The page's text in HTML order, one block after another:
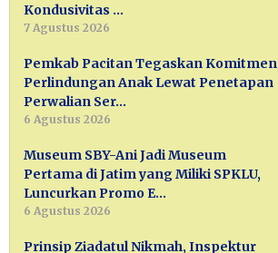
Kondusivitas …
7 Agustus 2026
Pemkab Pacitan Tegaskan Komitmen
Perlindungan Anak Lewat Penetapan
Perwalian Ser…
6 Agustus 2026
Museum SBY-Ani Jadi Museum
Pertama di Jatim yang Miliki SPKLU,
Luncurkan Promo E…
6 Agustus 2026
Prinsip Ziadatul Nikmah, Inspektur